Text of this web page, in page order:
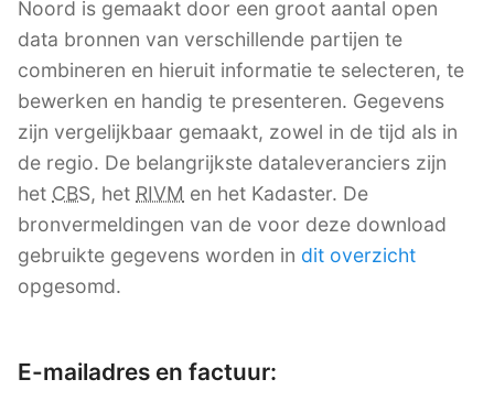
Noord is gemaakt door een groot aantal open
data bronnen van verschillende partijen te
combineren en hieruit informatie te selecteren, te
bewerken en handig te presenteren. Gegevens
zijn vergelijkbaar gemaakt, zowel in de tijd als in
de regio. De belangrijkste dataleveranciers zijn
het CBS, het RIVM en het Kadaster. De
bronvermeldingen van de voor deze download
gebruikte gegevens worden in dit overzicht
opgesomd.
E-mailadres en factuur: